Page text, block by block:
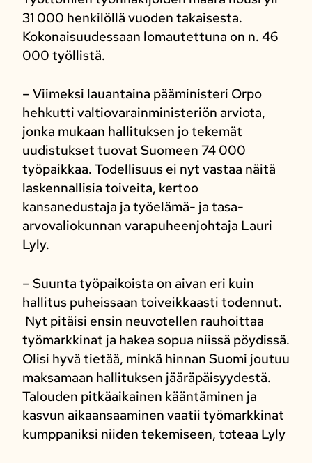
31 000 henkilöllä vuoden takaisesta.
Kokonaisuudessaan lomautettuna on n. 46
000 työllistä.
– Viimeksi lauantaina pääministeri Orpo
hehkutti valtiovarainministeriön arviota,
jonka mukaan hallituksen jo tekemät
uudistukset tuovat Suomeen 74 000
työpaikkaa. Todellisuus ei nyt vastaa näitä
laskennallisia toiveita, kertoo
kansanedustaja ja työelämä- ja tasa-
arvovaliokunnan varapuheenjohtaja Lauri
Lyly.
– Suunta työpaikoista on aivan eri kuin
hallitus puheissaan toiveikkaasti todennut.
Nyt pitäisi ensin neuvotellen rauhoittaa
työmarkkinat ja hakea sopua niissä pöydissä.
Olisi hyvä tietää, minkä hinnan Suomi joutuu
maksamaan hallituksen jääräpäisyydestä.
Talouden pitkäaikainen kääntäminen ja
kasvun aikaansaaminen vaatii työmarkkinat
kumppaniksi niiden tekemiseen, toteaa Lyly